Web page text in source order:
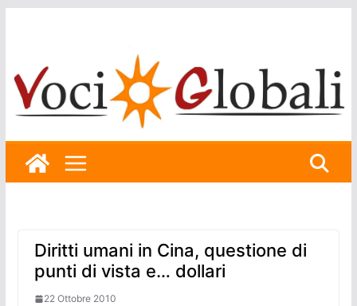
Diritti umani in Cina, questione di
punti di vista e… dollari
22 Ottobre 2010